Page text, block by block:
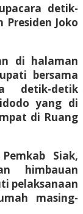
detik-
Joko
di halaman
bersama
detik-detik
yang di
di Ruang
Siak,
himbauan
pelaksanaan
masing-